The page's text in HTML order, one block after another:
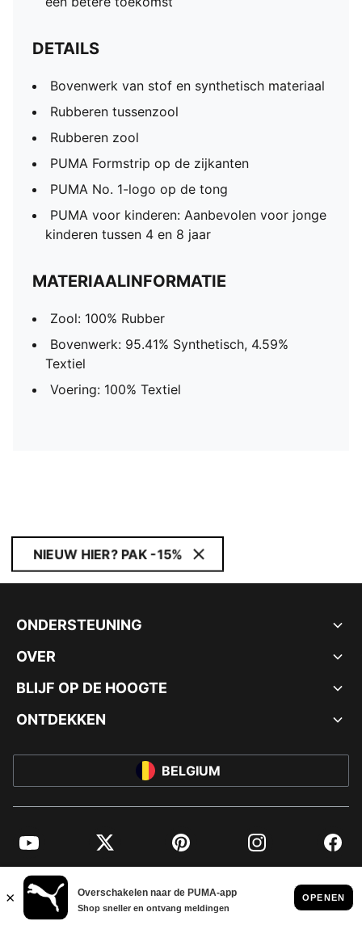
DETAILS
Bovenwerk van stof en synthetisch materiaal
Rubberen tussenzool
Rubberen zool
PUMA Formstrip op de zijkanten
PUMA No. 1-logo op de tong
PUMA voor kinderen: Aanbevolen voor jonge
kinderen tussen 4 en 8 jaar
MATERIAALINFORMATIE
Zool: 100% Rubber
Bovenwerk: 95.41% Synthetisch, 4.59%
Textiel
Voering: 100% Textiel
NIEUW HIER? PAK -15%
ONDERSTEUNING
OVER
BLIJF OP DE HOOGTE
ONTDEKKEN
BELGIUM
YouTube Twitter Pinterest Instagram
© PUMA EUROPE GMBH, 2026. ALLE RECHTEN VOORBEHOUDEN
BEDRIJFSGEGEVENS EN JURIDISCHE GEGEVENS